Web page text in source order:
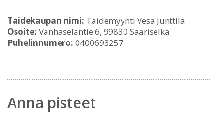
Taidekaupan nimi: Taidemyynti Vesa Junttila
Osoite: Vanhaseläntie 6, 99830 Saariselkä
Puhelinnumero: 0400693257
Anna pisteet